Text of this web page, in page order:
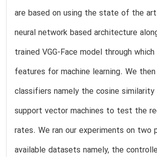
are based on using the state of the
neural network based architecture
trained VGG-Face model through
features for machine learning. We
classifiers namely the cosine similarity
support vector machines to test the
rates. We ran our experiments on two
available datasets namely, the